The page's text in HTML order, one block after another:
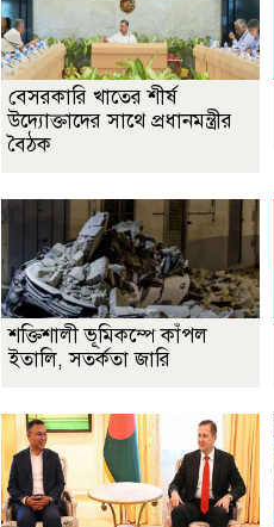
বেসরকারি খাতের শীর্ষ
উদ্যোক্তাদের সাথে প্রধানমন্ত্রীর
বৈঠক
শক্তিশালী ভূমিকম্পে কাঁপল
ইতালি, সতর্কতা জারি